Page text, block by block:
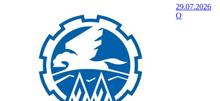
29.07.2026
О